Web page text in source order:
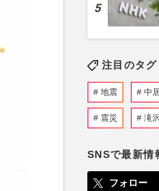
注目のタグ
地震 中
震災 滝
SNSで最新情
フォロー